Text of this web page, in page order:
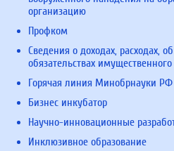
организацию
Профком
Сведения о доходах, расходах,
обязательствах имущественного
Горячая линия Минобрнауки РФ
Бизнес инкубатор
Научно-инновационные
Инклюзивное образование